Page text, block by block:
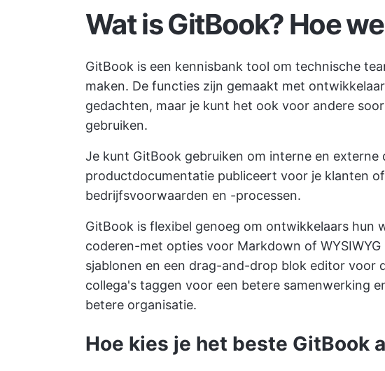
Wat is GitBook? Hoe
GitBook is een kennisbank tool om technische
maken. De functies zijn gemaakt met
gedachten, maar je kunt het ook voor andere
gebruiken.
Je kunt GitBook gebruiken om interne en
productdocumentatie publiceert voor je klanten
bedrijfsvoorwaarden en -processen.
GitBook is flexibel genoeg om ontwikkelaars hun
coderen-met opties voor Markdown of
sjablonen en een drag-and-drop blok editor voor
collega's taggen voor een betere samenwerking
betere organisatie.
Hoe kies je het beste GitBook